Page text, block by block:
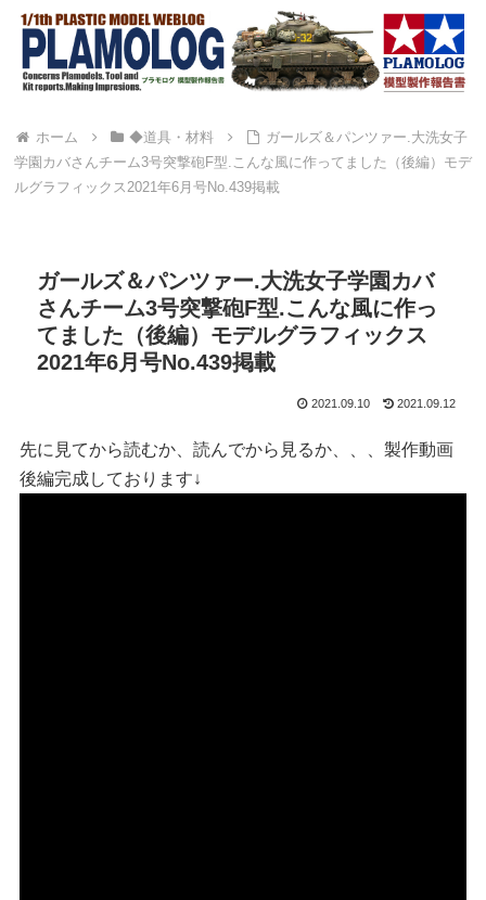
ホーム ◆道具・材料
ガールズ＆パンツァー.大洗女子
学園カバさんチーム3号突撃砲F型.こんな風に作ってました（後編）モデ
ルグラフィックス2021年6月号No.439掲載
ガールズ＆パンツァー.大洗女子学園カバ
さんチーム3号突撃砲F型.こんな風に作っ
てました（後編）モデルグラフィックス
2021年6月号No.439掲載
2021.09.10 2021.09.12
先に見てから読むか、読んでから見るか、、、製作動画
後編完成しております↓